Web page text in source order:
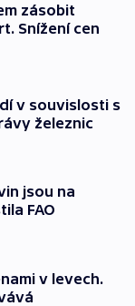
zásobit
Snížení cen
v souvislosti s
železnic
jsou na
FAO
v levech.